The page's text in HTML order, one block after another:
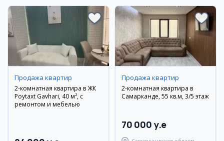
Продажа квартир
2-комнатная квартира в ЖК
Poytaxt Gavhari, 40 м², с
ремонтом и мебелью
Продажа квартир
2-комнатная квартира в
Самарканде, 55 кв.м, 3/5 этаж
70 000 y.e